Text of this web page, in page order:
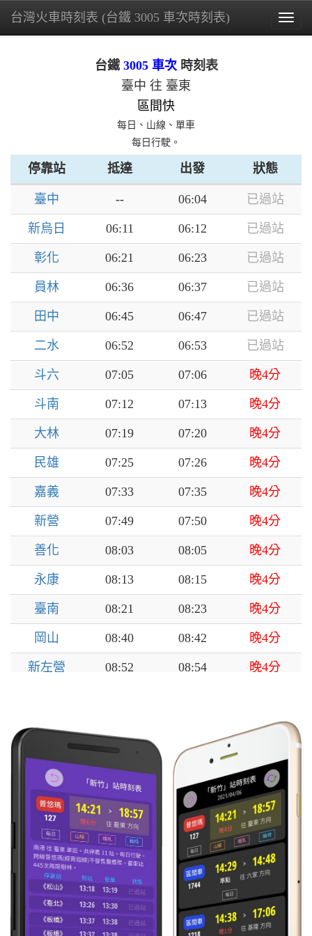
台灣火車時刻表 (台鐵 3005 車次時刻表)
台鐵3005 車次時刻表
臺中 往 臺東
區間快
每日、山線、單車
每日行駛。
停靠站 抵達 出發 狀態
臺中 -- 06:04 已過站
新烏日 06:11 06:12 已過站
彰化 06:21 06:23 已過站
員林 06:36 06:37 已過站
田中 06:45 06:47 已過站
二水 06:52 06:53 已過站
斗六 07:05 07:06 晚4分
斗南 07:12 07:13 晚4分
大林 07:19 07:20 晚4分
民雄 07:25 07:26 晚4分
嘉義 07:33 07:35 晚4分
新營 07:49 07:50 晚4分
善化 08:03 08:05 晚4分
永康 08:13 08:15 晚4分
臺南 08:21 08:23 晚4分
岡山 08:40 08:42 晚4分
新左營 08:52 08:54 晚4分
鳳山 晚4分
九曲堂 09:18 09:19
屏東 09:25 09:26 晚4分
潮州 09:38 09:40 晚4分
南州 09:47 09:48 晚4分
林邊 09:55 晚4分
佳冬 10:00 10:02 晚4分
枋寮 10:10 10:11 晚4分